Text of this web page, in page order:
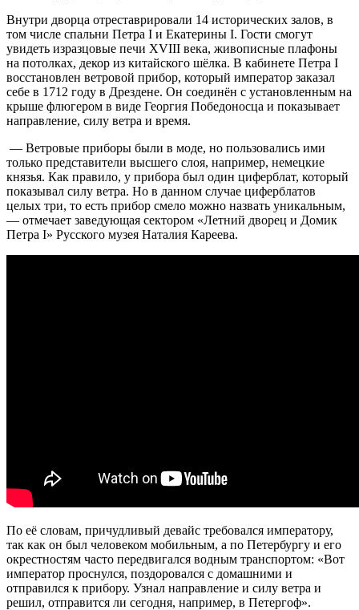
Внутри дворца отреставрировали 14 исторических залов, в
том числе спальни Петра I и Екатерины I. Гости смогут
увидеть изразцовые печи XVIII века, живописные плафоны
на потолках, декор из китайского шёлка. В кабинете Петра I
восстановлен ветровой прибор, который император заказал
себе в 1712 году в Дрездене. Он соединён с установленным на
крыше флюгером в виде Георгия Победоносца и показывает
направление, силу ветра и время.
— Ветровые приборы были в моде, но пользовались ими
только представители высшего слоя, например, немецкие
князья. Как правило, у прибора был один циферблат, который
показывал силу ветра. Но в данном случае циферблатов
целых три, то есть прибор смело можно назвать уникальным,
— отмечает заведующая сектором «Летний дворец и Домик
Петра I» Русского музея Наталия Кареева.
По её словам, причудливый девайс требовался императору,
так как он был человеком мобильным, а по Петербургу и его
окрестностям часто передвигался водным транспортом: «Вот
император проснулся, поздоровался с домашними и
отправился к прибору. Узнал направление и силу ветра и
решил, отправится ли сегодня, например, в Петергоф».